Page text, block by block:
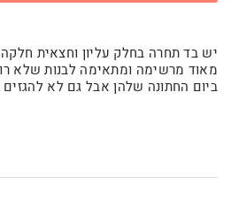
יש בד תחרה בחלק עליון וחצאית
מאוד מרשימה ומתאימה לבנות שלא
ביום החתונה שלהן אבל גם לא להגזים